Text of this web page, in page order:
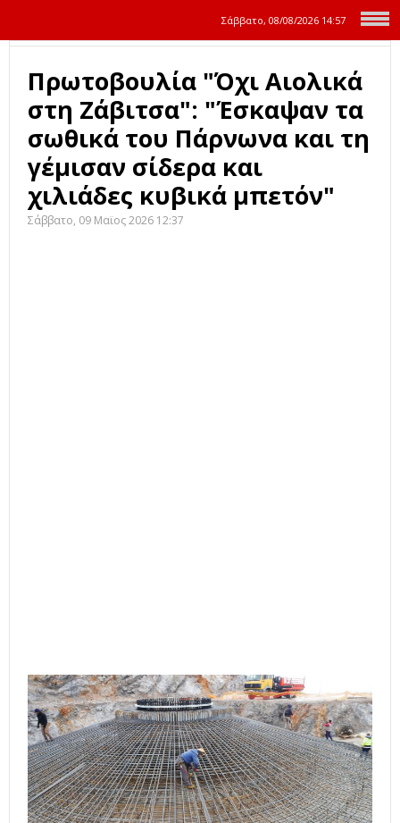
Σάββατο, 08/08/2026 14:57
Πρωτοβουλία "Όχι Αιολικά
στη Ζάβιτσα": "Έσκαψαν τα
σωθικά του Πάρνωνα και τη
γέμισαν σίδερα και
χιλιάδες κυβικά μπετόν"
Σάββατο, 09 Μαϊος 2026 12:37